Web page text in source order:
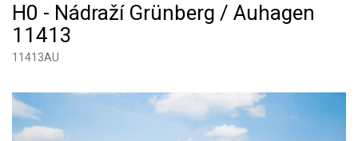
H0 - Nádraží Grünberg / Auhagen
11413
11413AU